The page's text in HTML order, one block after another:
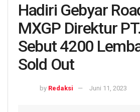
Hadiri Gebyar
MXGP Direktur
Sebut 4200
Sold Out
by Redaksi Juni 11, 2023